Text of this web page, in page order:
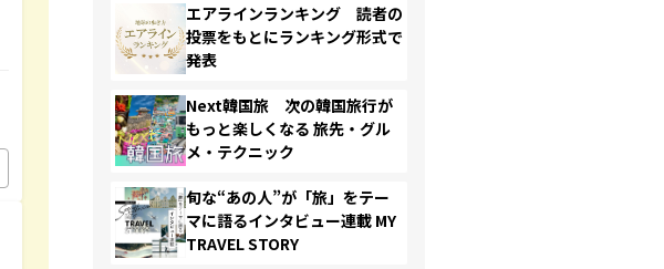
エアラインランキング 読者の
投票をもとにランキング形式で
発表
Next韓国旅 次の韓国旅行が
もっと楽しくなる 旅先・グル
メ・テクニック
旬な“あの人”が「旅」をテー
マに語るインタビュー連載 MY
TRAVEL STORY